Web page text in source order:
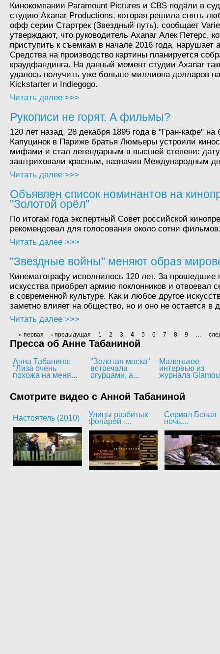
Кинокомпании Paramount Pictures и CBS подали в
студию Axanar Productions, которая решила снять
офф серии Стартрек (Звездный путь), сообщает
утверждают, что руководитель Axanar Алек Петерс,
приступить к съемкам в начале 2016 года, нарушает
Средства на производство картины планируется
краудфандинга. На данный момент студии Axanar
удалось получить уже больше миллиона долларов
Kickstarter и Indiegogo.
Читать далее >>>
Рукописи не горят. А фильмы?
120 лет назад, 28 декабря 1895 года в "Гран-кафе" на
Капуцинок в Париже братья Люмьеры устроили
мифами и стал легендарным в высшей степени:
заштриховали красным, назначив Международным
Читать далее >>>
Объявлен список номинантов на
"Золотой орёл"
По итогам года экспертный Совет российской
рекомендовал для голосования около сотни
Читать далее >>>
"Звездные войны" меняют образ
Кинематографу исполнилось 120 лет. За прошедшие
искусства приобрел армию поклонников и отвоевал
в современной культуре. Как и любое другое
заметно влияет на общество, но и оно не остается в
Читать далее >>>
« первая ‹ предыдущая 1 2 3 4 5 6 7 8 9 …
Пресса об Анне Табаниной
Анна Табанина:
"Лиза очень
похожа на меня...
"Золотая маска"
встречала
огурцами, а...
Маленькое
интервью из
журнала
Смотрите видео с Анной Табаниной
Настоятель (2010)
Улицы разбитых
фонарей -...
Сериал Белая
ночь,...